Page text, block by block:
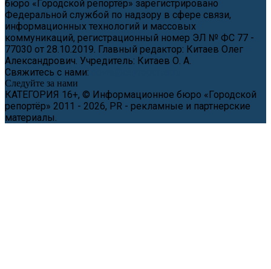
бюро «Городской репортёр» зарегистрировано
Федеральной службой по надзору в сфере связи,
информационных технологий и массовых
коммуникаций, регистрационный номер ЭЛ № ФС 77 -
77030 от 28.10.2019. Главный редактор: Китаев Олег
Александрович. Учредитель: Китаев О. А.
Свяжитесь с нами:
Следуйте за нами
КАТЕГОРИЯ 16+, © Информационное бюро «Городской
репортёр» 2011 - 2026, PR - рекламные и партнерские
материалы.